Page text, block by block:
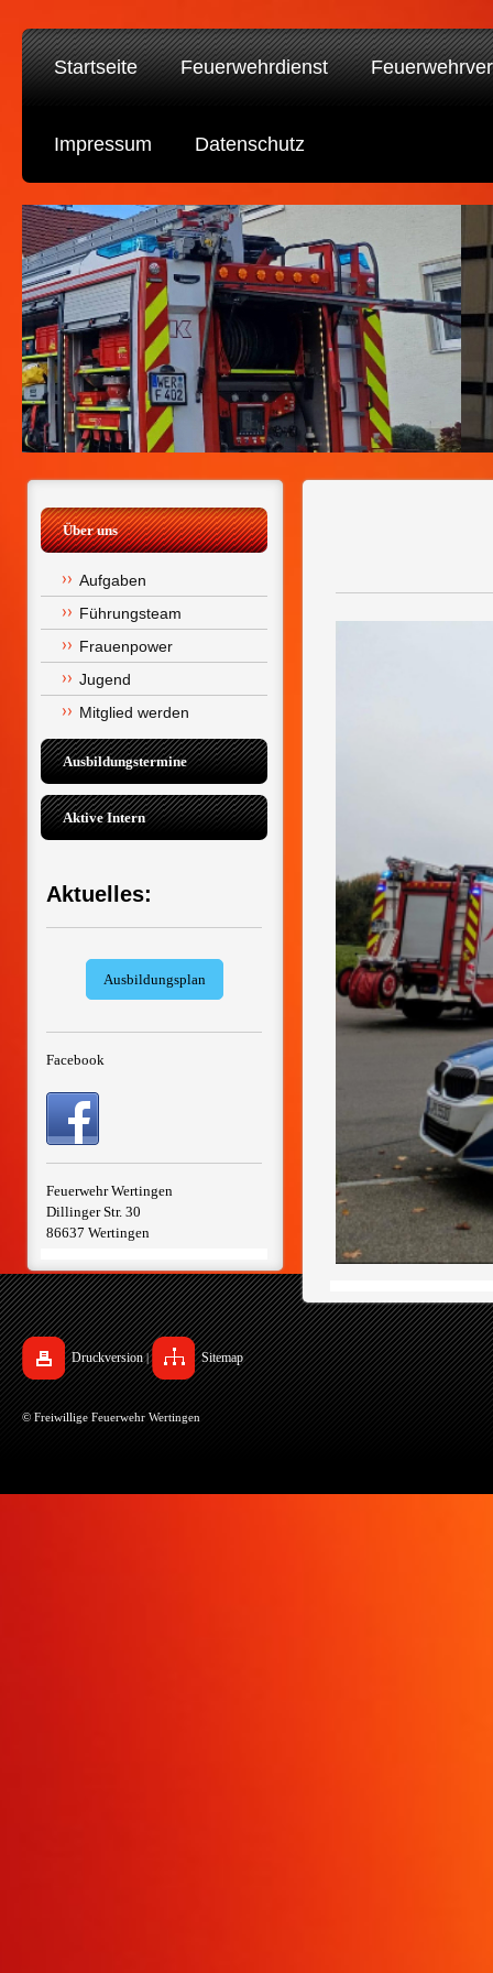
Startseite Feuerwehrdienst
Impressum Datenschutz
Über uns
Aufgaben
Führungsteam
Frauenpower
Jugend
Mitglied werden
Ausbildungstermine
Aktive Intern
Aktuelles:
Ausbildungsplan
Facebook
Feuerwehr Wertingen
Dillinger Str. 30
86637 Wertingen
Druckversion | Sitemap
© Freiwillige Feuerwehr Wertingen